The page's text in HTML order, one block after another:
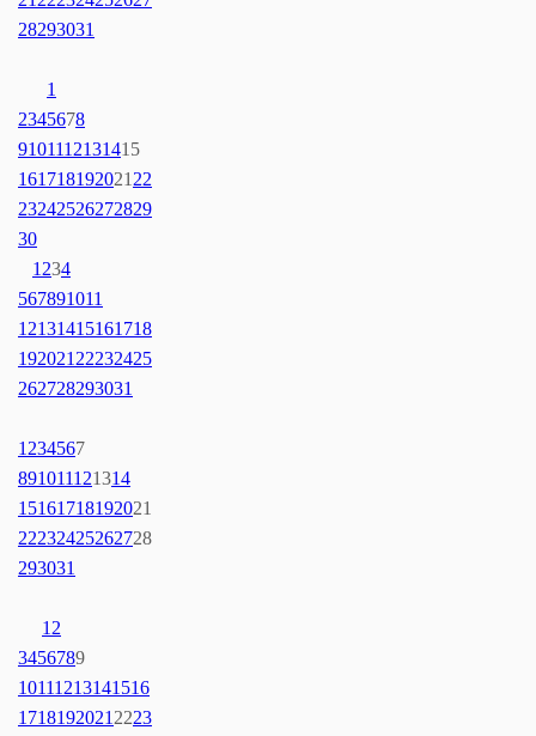
28293031
1
2345678
9101112131415
161718192021 22
23242526272829
30
1 234
567891011
12131415161718
192021 22232425
262728293031
1 234567
891011121314
15161718192021
22232425262728
293031
1 2
3456789
10111213141516
1718192021 2223